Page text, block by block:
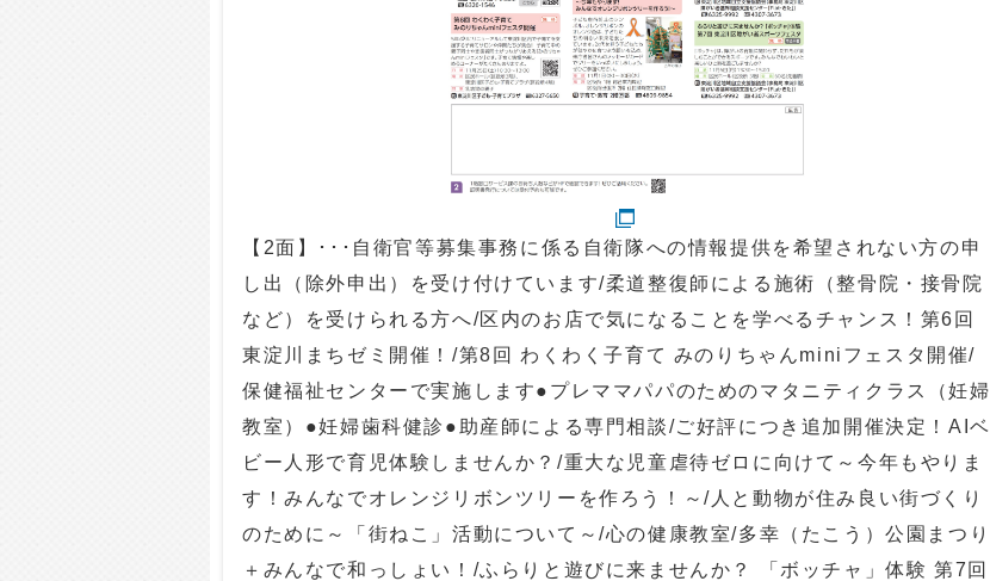
【2面】･･･自衛官等募集事務に係る自衛隊への情報提供を希望されない方の申
し出（除外申出）を受け付けています/柔道整復師による施術（整骨院・接骨院
など）を受けられる方へ/区内のお店で気になることを学べるチャンス！第6回
東淀川まちゼミ開催！/第8回 わくわく子育て みのりちゃんminiフェスタ開催/
保健福祉センターで実施します●プレママパパのためのマタニティクラス（妊婦
教室）●妊婦歯科健診●助産師による専門相談/ご好評につき追加開催決定！AIベ
ビー人形で育児体験しませんか？/重大な児童虐待ゼロに向けて～今年もやりま
す！みんなでオレンジリボンツリーを作ろう！～/人と動物が住み良い街づくり
のために～「街ねこ」活動について～/心の健康教室/多幸（たこう）公園まつり
＋みんなで和っしょい！/ふらりと遊びに来ませんか？ 「ボッチャ」体験 第7回